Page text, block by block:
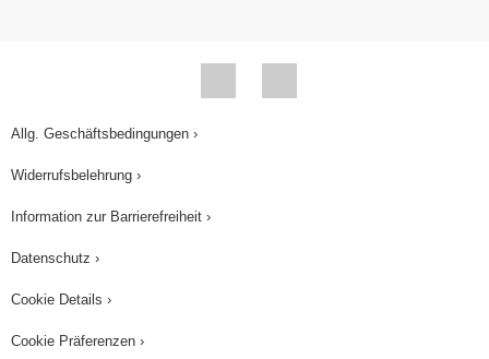
Allg. Geschäftsbedingungen ›
Widerrufsbelehrung ›
Information zur Barrierefreiheit ›
Datenschutz ›
Cookie Details ›
Cookie Präferenzen ›